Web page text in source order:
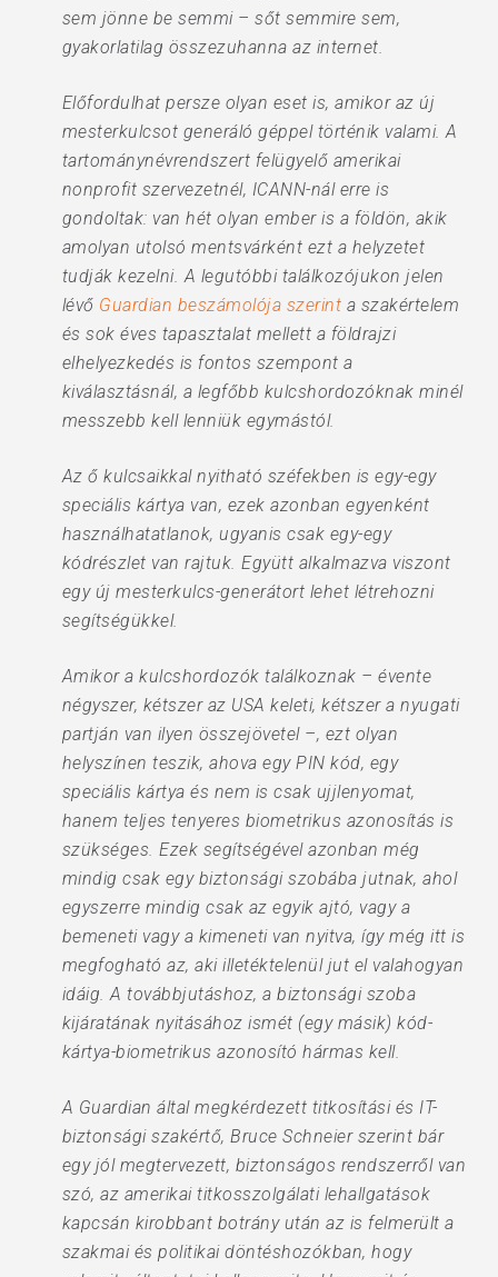
sem jönne be semmi – sőt semmire sem,
gyakorlatilag összezuhanna az internet.
Előfordulhat persze olyan eset is, amikor az új
mesterkulcsot generáló géppel történik valami. A
tartománynévrendszert felügyelő amerikai
nonprofit szervezetnél, ICANN-nál erre is
gondoltak: van hét olyan ember is a földön, akik
amolyan utolsó mentsvárként ezt a helyzetet
tudják kezelni. A legutóbbi találkozójukon jelen
lévő Guardian beszámolója szerint a szakértelem
és sok éves tapasztalat mellett a földrajzi
elhelyezkedés is fontos szempont a
kiválasztásnál, a legfőbb kulcshordozóknak minél
messzebb kell lenniük egymástól.
Az ő kulcsaikkal nyitható széfekben is egy-egy
speciális kártya van, ezek azonban egyenként
használhatatlanok, ugyanis csak egy-egy
kódrészlet van rajtuk. Együtt alkalmazva viszont
egy új mesterkulcs-generátort lehet létrehozni
segítségükkel.
Amikor a kulcshordozók találkoznak – évente
négyszer, kétszer az USA keleti, kétszer a nyugati
partján van ilyen összejövetel –, ezt olyan
helyszínen teszik, ahova egy PIN kód, egy
speciális kártya és nem is csak ujjlenyomat,
hanem teljes tenyeres biometrikus azonosítás is
szükséges. Ezek segítségével azonban még
mindig csak egy biztonsági szobába jutnak, ahol
egyszerre mindig csak az egyik ajtó, vagy a
bemeneti vagy a kimeneti van nyitva, így még itt is
megfogható az, aki illetéktelenül jut el valahogyan
idáig. A továbbjutáshoz, a biztonsági szoba
kijáratának nyitásához ismét (egy másik) kód-
kártya-biometrikus azonosító hármas kell.
A Guardian által megkérdezett titkosítási és IT-
biztonsági szakértő, Bruce Schneier szerint bár
egy jól megtervezett, biztonságos rendszerről van
szó, az amerikai titkosszolgálati lehallgatások
kapcsán kirobbant botrány után az is felmerült a
szakmai és politikai döntéshozókban, hogy